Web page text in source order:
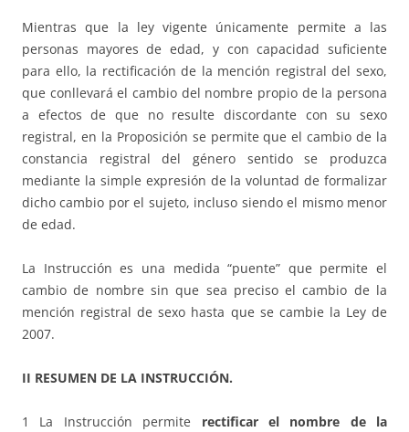
Mientras que la ley vigente únicamente permite a las
personas mayores de edad, y con capacidad suficiente
para ello, la rectificación de la mención registral del sexo,
que conllevará el cambio del nombre propio de la persona
a efectos de que no resulte discordante con su sexo
registral, en la Proposición se permite que el cambio de la
constancia registral del género sentido se produzca
mediante la simple expresión de la voluntad de formalizar
dicho cambio por el sujeto, incluso siendo el mismo menor
de edad.
La Instrucción es una medida “puente” que permite el
cambio de nombre sin que sea preciso el cambio de la
mención registral de sexo hasta que se cambie la Ley de
2007.
II RESUMEN DE LA INSTRUCCIÓN.
1 La Instrucción permite rectificar el nombre de la